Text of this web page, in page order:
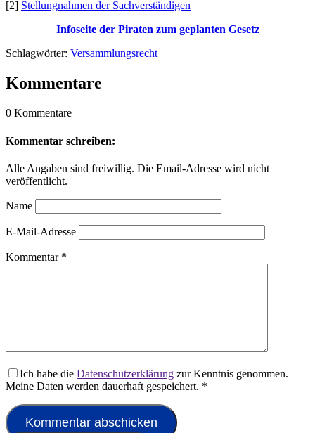
[2] Stellungnahmen der Sachverständigen
Infoseite der Piraten zum geplanten Gesetz
Schlagwörter: Versammlungsrecht
Kommentare
0 Kommentare
Kommentar schreiben:
Alle Angaben sind freiwillig. Die Email-Adresse wird nicht
veröffentlicht.
Name
E-Mail-Adresse
Kommentar *
Ich habe die Datenschutzerklärung zur Kenntnis genommen.
Meine Daten werden dauerhaft gespeichert. *